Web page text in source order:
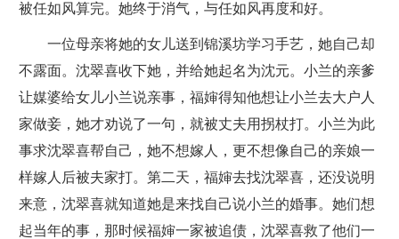
被任如风算完。她终于消气，与任如风再度和好。
一位母亲将她的女儿送到锦溪坊学习手艺，她自己却
不露面。沈翠喜收下她，并给她起名为沈元。小兰的亲爹
让媒婆给女儿小兰说亲事，福婶得知他想让小兰去大户人
家做妾，她才劝说了一句，就被丈夫用拐杖打。小兰为此
事求沈翠喜帮自己，她不想嫁人，更不想像自己的亲娘一
样嫁人后被夫家打。第二天，福婶去找沈翠喜，还没说明
来意，沈翠喜就知道她是来找自己说小兰的婚事。她们想
起当年的事，那时候福婶一家被追债，沈翠喜救了他们一